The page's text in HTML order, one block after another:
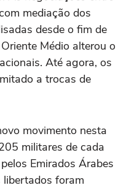
mediação dos
desde o fim de
Médio alterou o
Até agora, os
a trocas de
movimento nesta
militares de cada
Emirados Árabes
libertados foram